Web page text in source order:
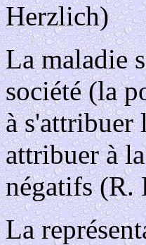
Herzlich)
La maladie
société (la
à s'attribuer
attribuer à
négatifs (R.
La